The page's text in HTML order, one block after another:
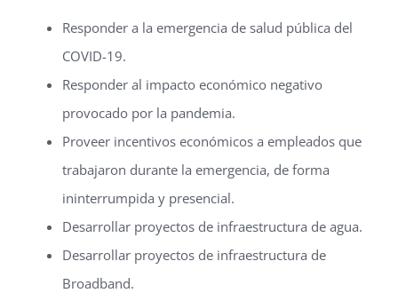
Responder a la emergencia de salud pública del
COVID-19.
Responder al impacto económico negativo
provocado por la pandemia.
Proveer incentivos económicos a empleados que
trabajaron durante la emergencia, de forma
ininterrumpida y presencial.
Desarrollar proyectos de infraestructura de agua.
Desarrollar proyectos de infraestructura de
Broadband.